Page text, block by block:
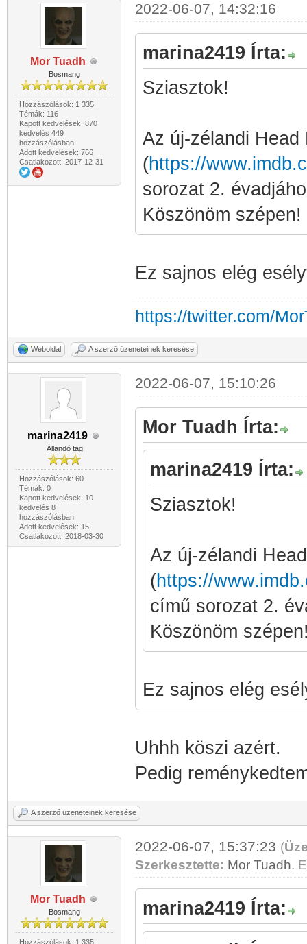
Mor Tuadh
Bosmang
Hozzászólások: 1 335
Témák: 116
Kapott kedvelések: 870
kedvelés 449
hozzászólásban
Adott kedvelések: 766
Csatlakozott: 2017-12-31
2022-06-07, 14:32:16
marina2419 Írta:
Sziasztok!
Az új-zélandi Head
(https://
sorozat 2.
Köszönöm szépen!
Ez sajnos elég
https://twitter.com/
Weboldal A szerző üzeneteinek keresése
marina2419
Állandó tag
Hozzászólások: 60
Témák: 0
Kapott kedvelések: 10
kedvelés 8
hozzászólásban
Adott kedvelések: 15
Csatlakozott: 2018-03-30
2022-06-07, 15:10:26
Mor Tuadh Írta:
marina2419 Írta:
Sziasztok!
Az új-zélandi
(https://
című sorozat 2.
Köszönöm
Ez sajnos elég
Uhhh köszi azért.
Pedig
A szerző üzeneteinek keresése
Mor Tuadh
Bosmang
Hozzászólások: 1 335
2022-06-07, 15:37:23 (
Szerkesztette: Mor Tuadh.
marina2419 Írta: